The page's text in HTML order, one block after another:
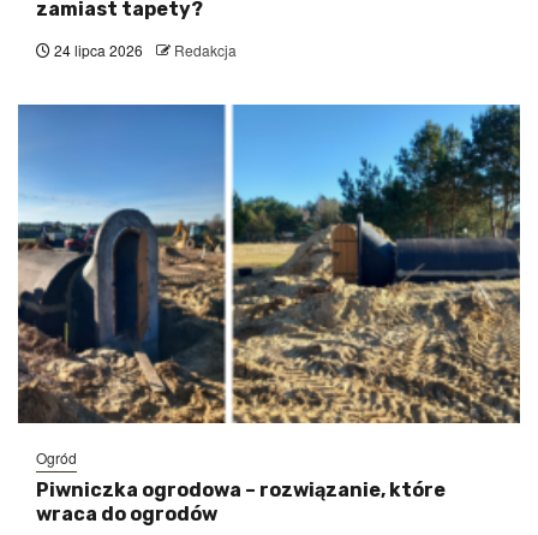
zamiast tapety?
24 lipca 2026 Redakcja
Ogród
Piwniczka ogrodowa – rozwiązanie, które
wraca do ogrodów